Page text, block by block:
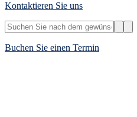
Kontaktieren Sie uns
Buchen Sie einen Termin